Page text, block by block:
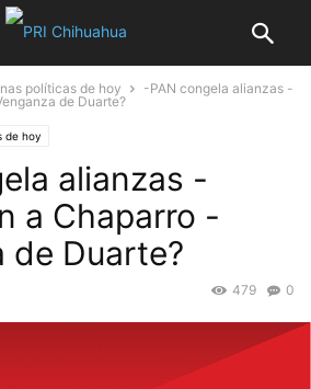
políticas de hoy
-PAN congela alianzas -
de Duarte?
de hoy
alianzas -
a Chaparro -
de Duarte?
0
479